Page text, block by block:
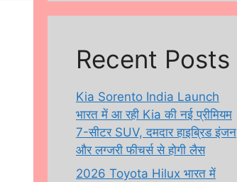
Recent Posts
Kia Sorento India Launch
भारत में आ रही Kia की नई प्रीमियम
7-सीटर SUV, दमदार हाइब्रिड इंजन
और लग्जरी फीचर्स से होगी लैस
2026 Toyota Hilux भारत में